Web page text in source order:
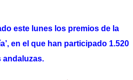
este lunes los premios de la
en el que han participado 1.520
andaluzas.